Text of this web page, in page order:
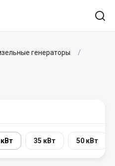
генераторы
35 кВт 50 кВт